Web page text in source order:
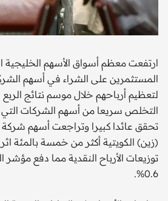
ارتفعت معظم أسواق الأسهم الخليجية
المستثمرين على الشراء في أسهم
لتعظيم أرباحهم خلال موسم نتائج
التخلص سريعا من أسهم الشركات التي
تحقق عائدا كبيرا وتراجعت أسهم شركة
(زين) الكويتية أكثر من خمسة بالمئة
توزيعات الأرباح النقدية مما دفع
0.6%.